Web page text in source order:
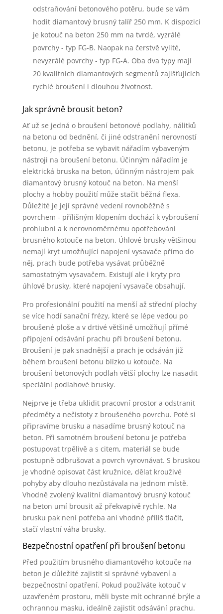
odstraňování betonového potěru, bude se vám
hodit diamantový brusný talíř 250 mm. K dispozici
je kotouč na beton 250 mm na tvrdé, vyzrálé
povrchy - typ FG-B. Naopak na čerstvě vylité,
nevyzrálé povrchy - typ FG-A. Oba dva typy mají
20 kvalitních diamantových segmentů zajišťujících
rychlé broušení i dlouhou životnost.
Jak správně brousit beton?
Ať už se jedná o broušení betonové podlahy, nálitků
na betonu od bednění, či jiné odstranění nerovností
betonu, je potřeba se vybavit nářadím vybaveným
nástroji na broušení betonu. Účinným nářadím je
elektrická bruska na beton, účinným nástrojem pak
diamantový brusný kotouč na beton. Na menší
plochy a hobby použití může stačit běžná flexa.
Důležité je její správné vedení rovnoběžně s
povrchem - přílišným klopením dochází k vybroušení
prohlubní a k nerovnoměrnému opotřebování
brusného kotouče na beton. Úhlové brusky většinou
nemají kryt umožňující napojení vysavače přímo do
něj, prach bude potřeba vysávat průběžně
samostatným vysavačem. Existují ale i kryty pro
úhlové brusky, které napojení vysavače obsahují.
Pro profesionální použití na menší až střední plochy
se více hodí sanační frézy, které se lépe vedou po
broušené ploše a v drtivé většině umožňují přímé
připojení odsávání prachu při broušení betonu.
Broušení je pak snadnější a prach je odsáván již
během broušení betonu blízko u kotouče. Na
broušení betonových podlah větší plochy lze nasadit
speciální podlahové brusky.
Nejprve je třeba uklidit pracovní prostor a odstranit
předměty a nečistoty z broušeného povrchu. Poté si
připravíme brusku a nasadíme brusný kotouč na
beton. Při samotném broušení betonu je potřeba
postupovat trpělivě a s citem, materiál se bude
postupně odbrušovat a povrch vyrovnávat. S bruskou
je vhodné opisovat část kružnice, dělat krouživé
pohyby aby dlouho nezůstávala na jednom místě.
Vhodně zvolený kvalitní diamantový brusný kotouč
na beton umí brousit až překvapivě rychle. Na
brusku pak není potřeba ani vhodné příliš tlačit,
stačí vlastní váha brusky.
Bezpečnostní opatření při broušení betonu
Před použitím brusného diamantového kotouče na
beton je důležité zajistit si správné vybavení a
bezpečnostní opatření. Pokud používáte kotouč v
uzavřeném prostoru, měli byste mít ochranné brýle a
ochrannou masku, ideálně zajistit odsávání prachu.